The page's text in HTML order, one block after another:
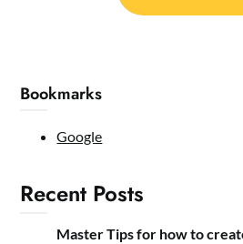
Bookmarks
Google
Recent Posts
Master Tips for how to